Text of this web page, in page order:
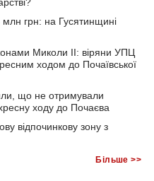
грн: на Гусятинщині
Миколи ІІ: віряни УПЦ
ходом до Почаївської
що не отримували
ходу до Почаєва
відпочинкову зону з
Більше >>